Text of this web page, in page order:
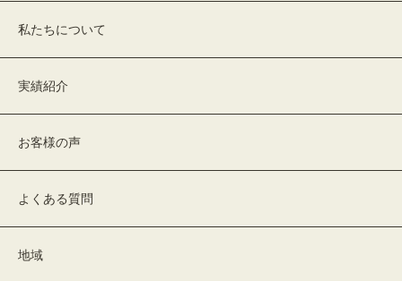
私たちについて
実績紹介
お客様の声
よくある質問
地域